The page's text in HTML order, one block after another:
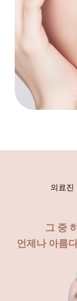
의료진
그 중
언제나 아름